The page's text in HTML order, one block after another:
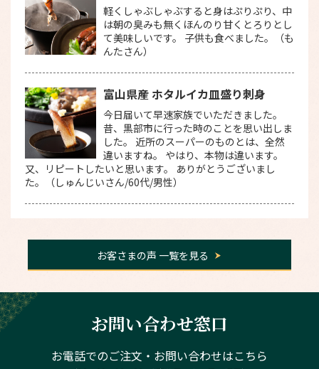
軽くしゃぶしゃぶすると身はぷりぷり、中
は朝の臭みも無くほんのり甘くとろりとし
て美味しいです。 子供も食べました。（も
んたさん）
富山県産 ホタルイカ皿盛り刺身
今日届いて早速家族でいただきました。
昔、黒部市に行った時のことを思い出しま
した。 近所のスーパーのものとは、全然
違いますね。 やはり、本物は違います。
又、リピートしたいと思います。 ありがとうございまし
た。（しゅんじいさん/60代/男性）
お客さまの声 一覧を見る
お問い合わせ窓口
お電話でのご注文・お問い合わせはこちら